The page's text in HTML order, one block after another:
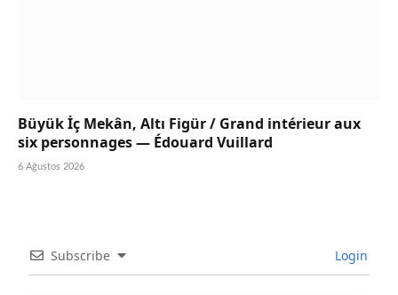
Büyük İç Mekân, Altı Figür / Grand intérieur aux
six personnages — Édouard Vuillard
6 Ağustos 2026
Subscribe Login